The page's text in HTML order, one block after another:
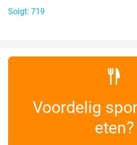
Solgt: 719
Voordelig
eten?